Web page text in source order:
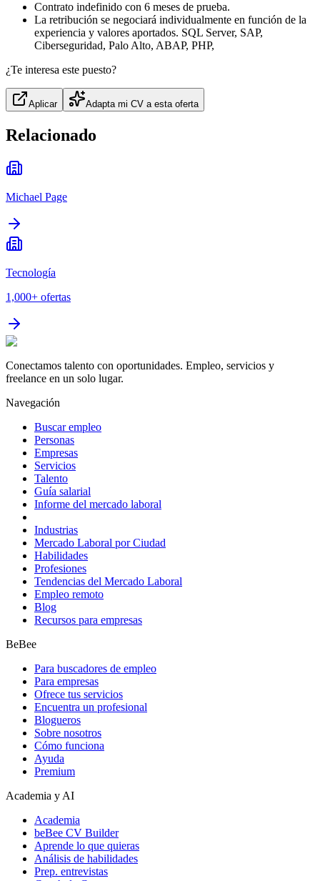
Contrato indefinido con 6 meses de prueba.
La retribución se negociará individualmente en función de la
experiencia y valores aportados. SQL Server, SAP,
Ciberseguridad, Palo Alto, ABAP, PHP,
¿Te interesa este puesto?
Aplicar Adapta mi CV a esta oferta
Relacionado
Michael Page
Tecnología
1,000+ ofertas
Conectamos talento con oportunidades. Empleo, servicios y
freelance en un solo lugar.
Navegación
Buscar empleo
Personas
Empresas
Servicios
Talento
Guía salarial
Informe del mercado laboral
Industrias
Mercado Laboral por Ciudad
Habilidades
Profesiones
Tendencias del Mercado Laboral
Empleo remoto
Blog
Recursos para empresas
BeBee
Para buscadores de empleo
Para empresas
Ofrece tus servicios
Encuentra un profesional
Blogueros
Sobre nosotros
Cómo funciona
Ayuda
Premium
Academia y AI
Academia
beBee CV Builder
Aprende lo que quieras
Análisis de habilidades
Prep. entrevistas